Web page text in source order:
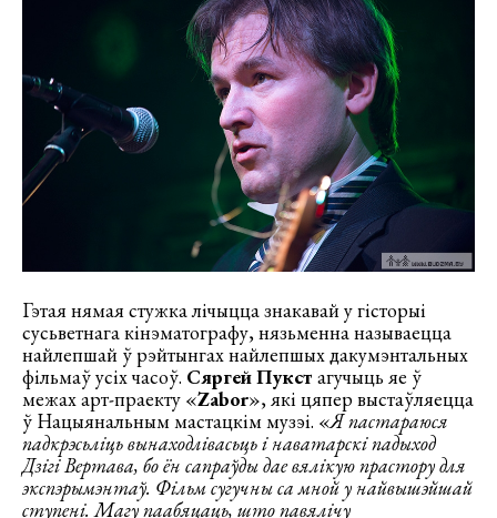
Гэтая нямая стужка лічыцца знакавай у гісторыі
сусьветнага кінэматографу, нязьменна называецца
найлепшай ў рэйтынгах найлепшых дакумэнтальных
фільмаў усіх часоў. Сяргей Пукст агучыць яе ў
межах арт-праекту «Zabor», які цяпер выстаўляецца
ў Нацыянальным мастацкім музэі. «Я пастараюся
падкрэсьліць вынаходлівасьць і наватарскі падыход
Дзігі Вертава, бо ён сапраўды дае вялікую прастору для
экспэрымэнтаў. Фільм сугучны са мной у найвышэйшай
ступені. Магу паабяцаць, што павялічу